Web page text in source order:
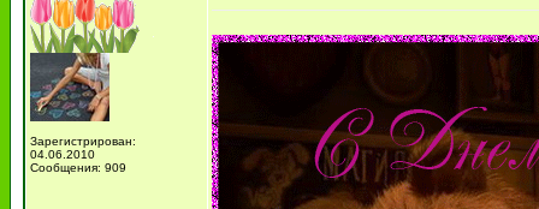
Зарегистрирован:
04.06.2010
Сообщения: 909